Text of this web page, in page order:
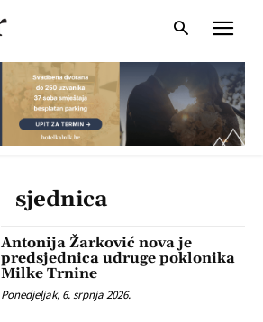
sjednica
Antonija Žarković nova je
predsjednica udruge poklonika
Milke Trnine
Ponedjeljak, 6. srpnja 2026.